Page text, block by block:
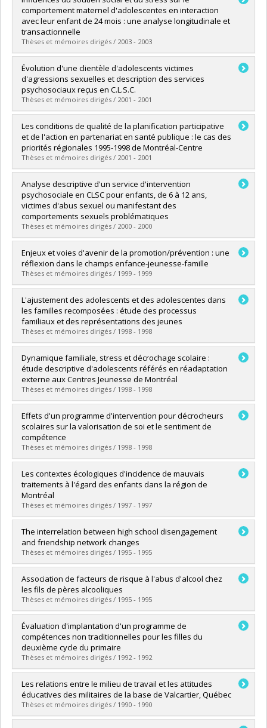
Cycle :Maîtrise
Diplôme obtenu :M. Sc.
Lien vers le document dans Papyrus
comportement maternel d'adolescentes en interaction
avec leur enfant de 24 mois : une analyse longitudinale et
transactionnelle
Thèses et mémoires dirigés / 2003 - 2003
Diplômé(e) :Roy, Catherine
Cycle :Doctorat
Diplôme obtenu :Ph. D.
Lien vers le document dans Papyrus
Évolution d'une clientèle d'adolescents victimes
d'agressions sexuelles et description des services
psychosociaux reçus en C.L.S.C.
Thèses et mémoires dirigés / 2001 - 2001
Diplômé(e) :Hamelin, Annie
Cycle :Maîtrise
Diplôme obtenu :M. Sc.
Lien vers le document dans Papyrus
Les conditions de qualité de la planification participative
et de l'action en partenariat en santé publique : le cas des
priorités régionales 1995-1998 de Montréal-Centre
Thèses et mémoires dirigés / 2001 - 2001
Diplômé(e) :Bilodeau, Angèle
Cycle :Doctorat
Diplôme obtenu :Ph. D.
Lien vers le document dans Papyrus
Analyse descriptive d'un service d'intervention
psychosociale en CLSC pour enfants, de 6 à 12 ans,
victimes d'abus sexuel ou manifestant des
comportements sexuels problématiques
Thèses et mémoires dirigés / 2000 - 2000
Diplômé(e) :Turner, Julie
Cycle :Maîtrise
Diplôme obtenu :M. Sc.
Lien vers le document dans Papyrus
Enjeux et voies d'avenir de la promotion/prévention : une
réflexion dans le champs enfance-jeunesse-famille
Thèses et mémoires dirigés / 1999 - 1999
Diplômé(e) :Dallaire, Nicole
Cycle :Doctorat
Diplôme obtenu :Ph. D.
Lien vers le document dans Papyrus
L'ajustement des adolescents et des adolescentes dans
les familles recomposées : étude des processus
familiaux et des représentations des jeunes
Thèses et mémoires dirigés / 1998 - 1998
Diplômé(e) :Saint-Jacques, Marie-Christine
Cycle :Doctorat
Diplôme obtenu :Ph. D.
Lien vers le document dans Papyrus
Dynamique familiale, stress et décrochage scolaire :
étude descriptive d'adolescents référés en réadaptation
externe aux Centres Jeunesse de Montréal
Thèses et mémoires dirigés / 1998 - 1998
Diplômé(e) :Bélair, Monique
Cycle :Maîtrise
Diplôme obtenu :
Lien vers le document dans Papyrus
Effets d'un programme d'intervention pour décrocheurs
scolaires sur la valorisation de soi et le sentiment de
compétence
Thèses et mémoires dirigés / 1998 - 1998
Diplômé(e) :Hébert, Alain
Cycle :Maîtrise
Diplôme obtenu :
Lien vers le document dans Papyrus
Les contextes écologiques d'incidence de mauvais
traitements à l'égard des enfants dans la région de
Montréal
Thèses et mémoires dirigés / 1997 - 1997
Diplômé(e) :Mayer, Micheline
Cycle :Doctorat
Diplôme obtenu :Ph. D.
Lien vers le document dans Papyrus
The interrelation between high school disengagement
and friendship network changes
Thèses et mémoires dirigés / 1995 - 1995
Diplômé(e) :Ellenbogen, Stephen
Cycle : Maîtrise
Diplôme obtenu :M. Sc.
Lien vers le document dans Papyrus
Association de facteurs de risque à l'abus d'alcool chez
les fils de pères alcooliques
Thèses et mémoires dirigés / 1995 - 1995
Diplômé(e) :Sacchitelle, Catherine
Cycle :Maîtrise
Diplôme obtenu :M. Sc.
Lien vers le document dans Papyrus
Évaluation d'implantation d'un programme de
compétences non traditionnelles pour les filles du
deuxième cycle du primaire
Thèses et mémoires dirigés / 1992 - 1992
Diplômé(e) : Cameron, Sylvie
Cycle :Maîtrise
Diplôme obtenu :M. Sc.
Lien vers le document dans Papyrus
Les relations entre le milieu de travail et les attitudes
éducatives des militaires de la base de Valcartier, Québec
Thèses et mémoires dirigés / 1990 - 1990